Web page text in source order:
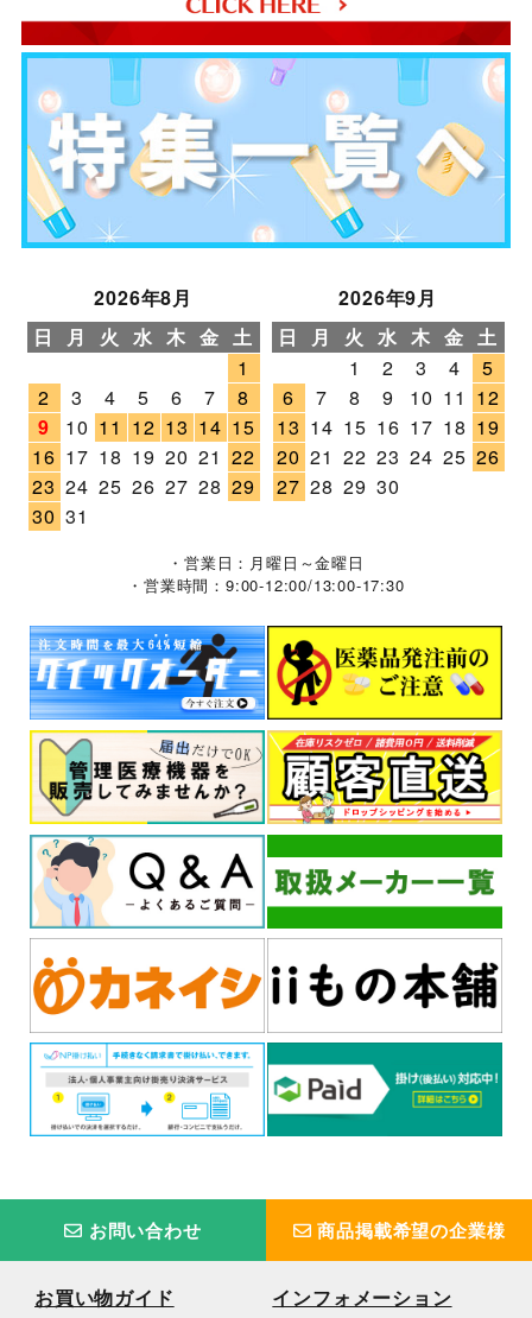
2026年8月
日
月 火 水 木 金 土
1
2
3 4 5 6 7
8
9
10 11 12 13 14 15
16 17 18 19 20 21 22
23 24 25 26 27 28 29
30 31
2026年9月
日
月 火 水 木 金 土
1
2 3 4
5
6
7 8 9 10 11 12
13 14 15 16 17 18 19
20 21 22 23 24 25 26
27 28 29 30
・営業日：月曜日～金曜日
・営業時間：9:00-12:00/13:00-17:30
お問い合わせ 商品掲載希望の企業様
お買い物ガイド インフォメーション